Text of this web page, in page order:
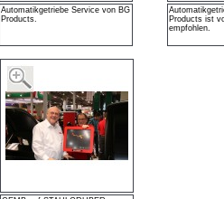
Automatikgetriebe Service von BG
Products.
Products ist
empfohlen.